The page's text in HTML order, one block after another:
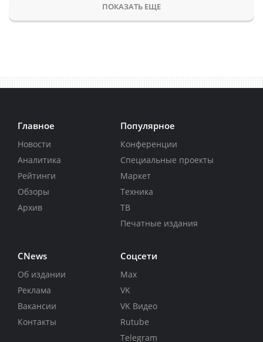
ПОКАЗАТЬ ЕЩЕ
Главное
Новости
Аналитика
Рейтинги
Обзоры
Архив
Популярное
Конференции
Специальные проекты
Маркет
Техника
ТВ
Печатные издания
CNews
Об издании
Реклама
Вакансии
Контакты
Соцсети
Max
VK
VK Видео
Rutube
Telegram